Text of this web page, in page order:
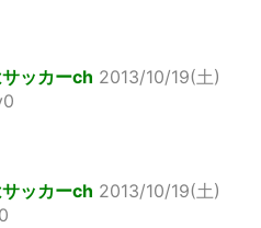
ッカーch 2013/10/19(土)
ッカーch 2013/10/19(土)